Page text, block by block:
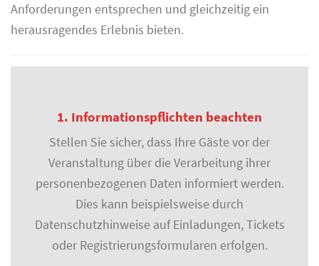
Anforderungen entsprechen und gleichzeitig ein
herausragendes Erlebnis bieten.
1. Informationspflichten beachten
Stellen Sie sicher, dass Ihre Gäste vor der
Veranstaltung über die Verarbeitung ihrer
personenbezogenen Daten informiert werden.
Dies kann beispielsweise durch
Datenschutzhinweise auf Einladungen, Tickets
oder Registrierungsformularen erfolgen.